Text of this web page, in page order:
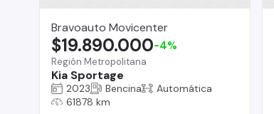
Bravoauto Movicenter
Región Metropolitana
Kia Sportage
$19.890.000-4%
2023 Bencina
Automática
61878 km